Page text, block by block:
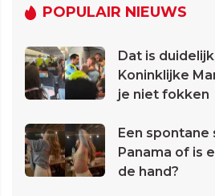
POPULAIR NIEUWS
Dat is
Koninklijke
je niet fokken
Een
Panama of is
de hand?